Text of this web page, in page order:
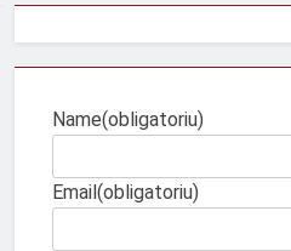
Name(obligatoriu)
Email(obligatoriu)